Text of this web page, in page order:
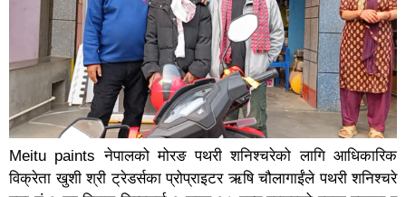
Meitu paints नेपालको मोरङ पथरी शनिश्चरेको लागि आधिकारिक
विक्रेता खुशी श्री ट्रेडर्सका प्रोप्राइटर ऋषि चौलागाईंले पथरी शनिश्चरे